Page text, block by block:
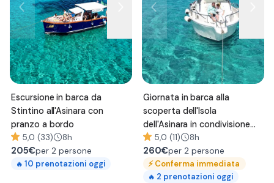
Escursione in barca da
Stintino all'Asinara con
pranzo a bordo
5,0 (33) 8h
205€per 2 persone
🔥 10 prenotazioni oggi
Giornata in barca alla
scoperta dell'Isola
dell'Asinara in condivisione
con pranzo
5,0 (11) 8h
260€per 2 persone
⚡Conferma immediata
🔥 2 prenotazioni oggi